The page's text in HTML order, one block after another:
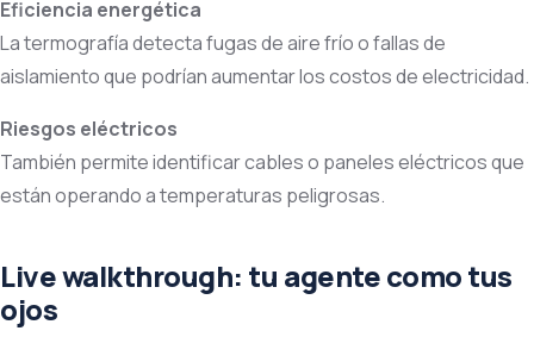
Eficiencia energética
La termografía detecta fugas de aire frío o fallas de
aislamiento que podrían aumentar los costos de electricidad.
Riesgos eléctricos
También permite identificar cables o paneles eléctricos que
están operando a temperaturas peligrosas.
Live walkthrough: tu agente como tus
ojos